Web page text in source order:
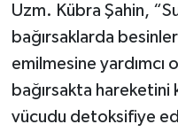
Uzm. Kübra Şahin,
bağırsaklarda
emilmesine yardımcı
bağırsakta hareketini
vücudu detoksifiye